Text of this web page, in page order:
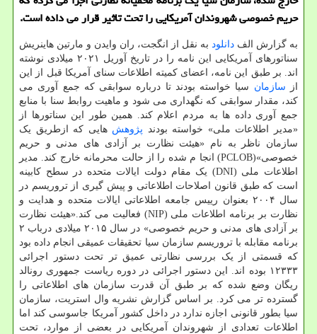
حریم خصوصی شهروندان آمریکایی را تحت تاثیر قرار می داده است.
به گزارش الف دانلود به نقل از انگجت، ران وایدن و مارتین هاینریش
سناتورهای آمریکایی این نامه را در تاریخ آوریل ۲۰۲۱ میلادی نوشته
اند. بر طبق این نامه، اعضای کمیته اطلاعات سنای آمریکا قبل از این
از سازمان سیا خواسته بودند تا درباره سوابقی که جمع آوری می
کند، مقدار سوابقی که نگهداری می شود و ماهیت روابط سنا با منابع
جمع آوری داده ها به مردم اعلام کند. همین طور این سناتورها از
«مدیر اطلاعات ملی» خواسته بودند پژوهش هایی که ازطریق یک
سازمان ناظر به نام «هیئت نظارت بر آزادی های مدنی و حریم
خصوصی»(PCLOB) انجا م شده را از حالت محرمانه خارج کند. مدیر
اطلاعات ملی (DNI) یک مقام دولت ایالات متحده در سطح کابینه
است که طبق قانون اصلاحات اطلاعاتی و پیش گیری از تروریسم در
سال ۲۰۰۴ بعنوان رییس جامعه اطلاعاتی ایالات متحده و هدایت و
نظارت بر برنامه اطلاعات ملی (NIP) فعالیت می کند.«هیئت نظارت
بر آزادی های مدنی و حریم خصوصی» در سال ۲۰۱۵ میلادی درباب ۲
برنامه مقابله با تروریسم سازمان سیا تحقیقات عمیقی انجام داده بود
که قسمتی از یک بررسی نظارتی عمیق تر تحت دستور اجرائی
۱۲۳۳۳ بوده اند. این دستور اجرائی در دوره ریاست جمهوری رونالد
ریگان وضع شده که بر طبق آن قدرت سازمان های اطلاعاتی را
گسترده تر می کرد. بر اساس گزارش نشریه وال استریت، سازمان
سیا بطور قانونی اجازه ندارد در داخل کشور آمریکا جاسوسی کند اما
اطلاعات تعدادی از شهروندان آمریکایی در بعضی از موارد، تحت